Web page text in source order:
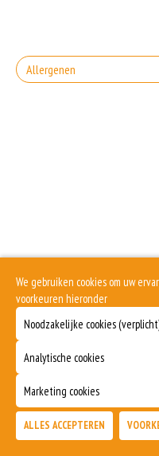
Allergenen
We gebruiken cookies om uw
voorkeuren hieronder
Noodzakelijke cookies
Analytische cookies
Marketing cookies
ALLES ACCEPTEREN